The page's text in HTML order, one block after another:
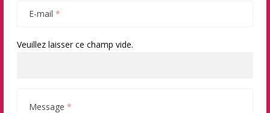
E-mail *
Veuillez laisser ce champ vide.
Message *